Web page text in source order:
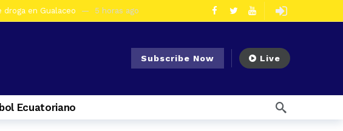
droga en Gualaceo 5 horas ago
a Zhiña, en la vía Cuenca – Loja 3 días ago
3 días ago
Hay una mujer detenida
Subscribe Now Live
Ecuatoriano